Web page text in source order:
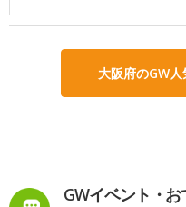
大阪府のGW
GWイベント・お